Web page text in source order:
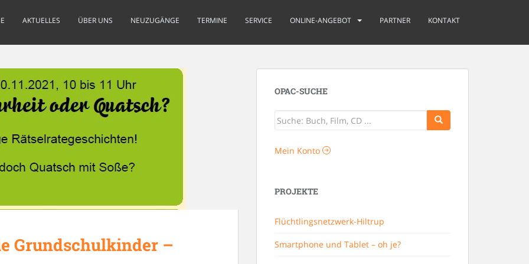
AKTUELLES ÜBER UNS NEUZUGÄNGE TERMINE SERVICE ONLINE-ANGEBOT PARTNER KONTAKT
Grundschulkinder –
OPAC-SUCHE
Mein Konto
PROJEKTE
Flüchtlingsnetzwerk-Hiltrup
Smartphone und Tablet – oh je?